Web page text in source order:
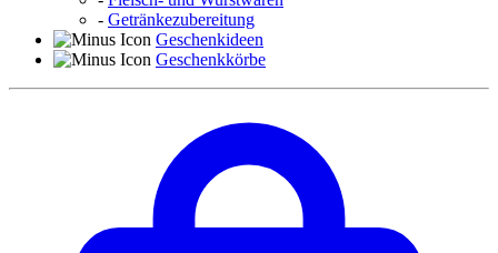
- Getränkezubereitung
Geschenkideen
Geschenkkörbe